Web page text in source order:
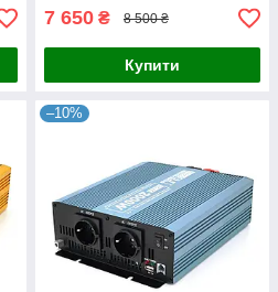
7 650 ₴ 8 500 ₴
Купити
–10%